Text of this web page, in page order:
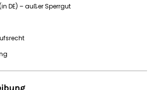
DE) – außer Sperrgut